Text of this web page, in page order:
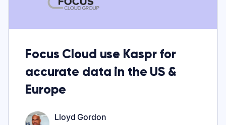
Focus Cloud use Kaspr for
accurate data in the US &
Europe
Lloyd Gordon